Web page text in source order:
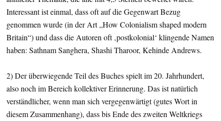
Interessant ist einmal, dass oft auf die Gegenwart Bezug
genommen wurde (in der Art „How Colonialism shaped modern
Britain“) und dass die Autoren oft ‚postkolonial‘ klingende Namen
haben: Sathnam Sanghera, Shashi Tharoor, Kehinde Andrews.
2) Der überwiegende Teil des Buches spielt im 20. Jahrhundert,
also noch im Bereich kollektiver Erinnerung. Das ist natürlich
verständlicher, wenn man sich vergegenwärtigt (gutes Wort in
diesem Zusammenhang), dass bis Ende des zweiten Weltkriegs